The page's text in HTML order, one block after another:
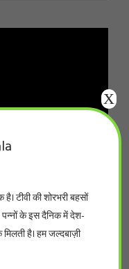
टीवी की शोरभरी बहसों
के इस दैनिक में देश-
है। हम जल्दबाज़ी
X